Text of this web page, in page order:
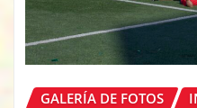
GALERÍA DE FOTOS